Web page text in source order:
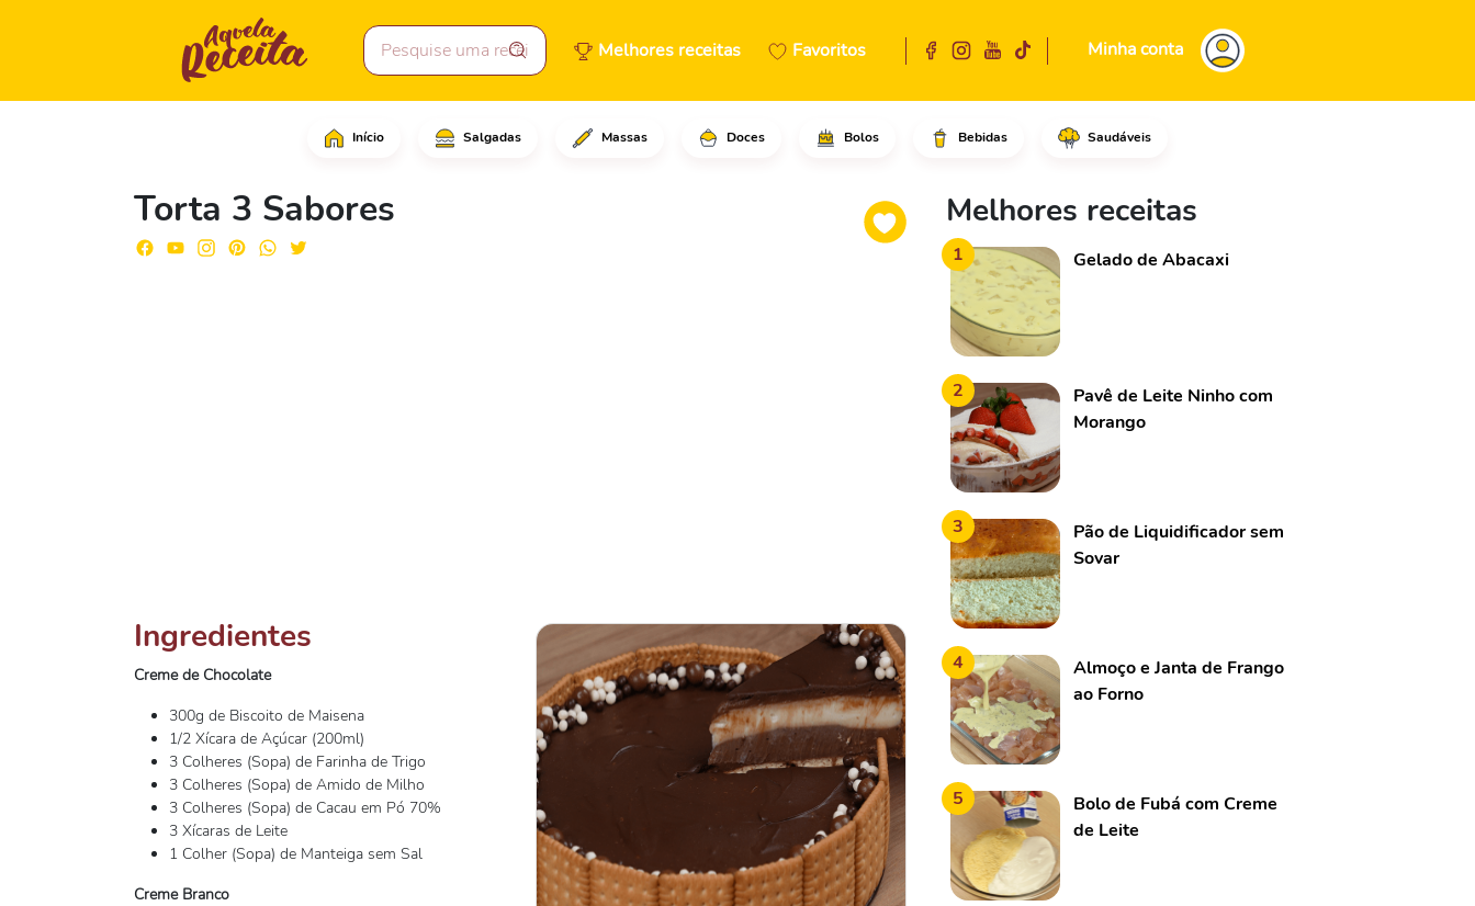
Melhores receitas Favoritos Minha conta
Início Salgadas Massas Doces Bolos Bebidas Saudáveis
Torta 3 Sabores
Comece colocando os biscoitos de maisena pelo fundo e nas laterais de uma
Ingredientes
Creme de Chocolate
300g de Biscoito de Maisena
1/2 Xícara de Açúcar (200ml)
3 Colheres (Sopa) de Farinha de Trigo
3 Colheres (Sopa) de Amido de Milho
3 Colheres (Sopa) de Cacau em Pó 70%
3 Xícaras de Leite
1 Colher (Sopa) de Manteiga sem Sal
Creme Branco
Melhores receitas
1 Gelado de Abacaxi
2
Pavê de Leite Ninho com
Morango
3
Pão de Liquidificador sem
Sovar
4
Almoço e Janta de Frango
ao Forno
5
Bolo de Fubá com Creme
de Leite